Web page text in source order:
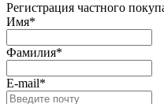
Регистрация частного
Имя*
Фамилия*
E-mail*